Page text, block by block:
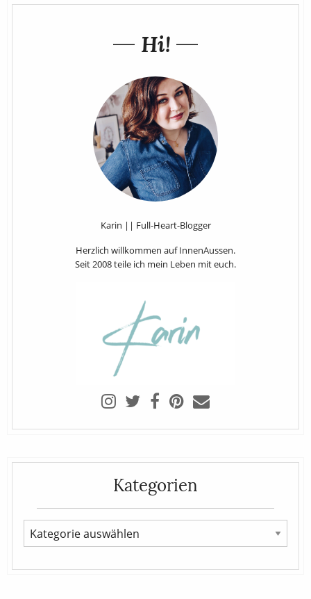
Hi!
Karin || Full-Heart-Blogger
Herzlich willkommen auf InnenAussen.
Seit 2008 teile ich mein Leben mit euch.
Kategorien